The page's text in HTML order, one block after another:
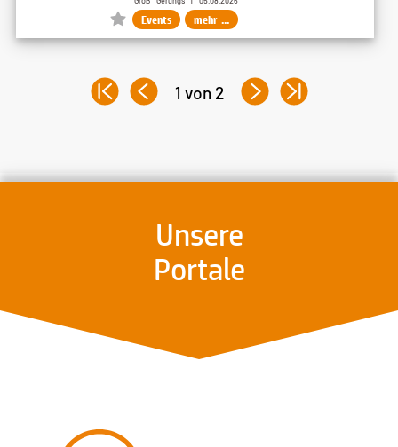
Events mehr ...
1 von 2
Unsere
Portale